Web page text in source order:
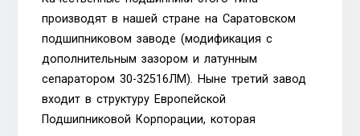
производят в нашей стране на Саратовском
подшипниковом заводе (модификация с
дополнительным зазором и латунным
сепаратором 30-32516ЛМ). Ныне третий завод
входит в структуру Европейской
Подшипниковой Корпорации, которая